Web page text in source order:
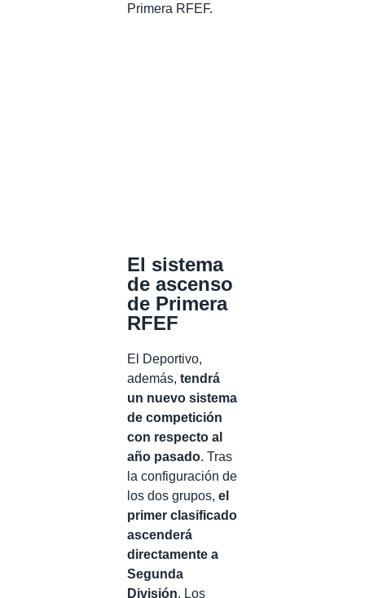
Primera RFEF.
El sistema
de ascenso
de Primera
RFEF
El Deportivo,
además, tendrá
un nuevo sistema
de competición
con respecto al
año pasado. Tras
la configuración de
los dos grupos, el
primer clasificado
ascenderá
directamente a
Segunda
División. Los